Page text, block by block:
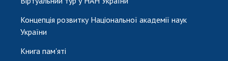
Концепція розвитку Національної академії наук
України
Книга пам'яті